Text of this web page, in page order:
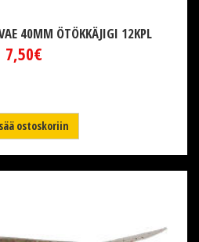
40MM ÖTÖKKÄJIGI 12KPL
7,50€
ostoskoriin